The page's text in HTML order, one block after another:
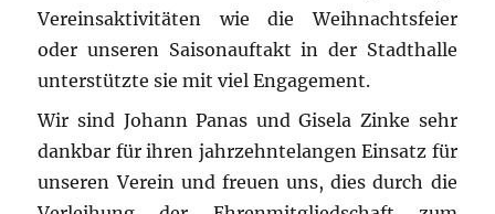
Vereinsaktivitäten wie die Weihnachtsfeier
oder unseren Saisonauftakt in der Stadthalle
unterstützte sie mit viel Engagement.
Wir sind Johann Panas und Gisela Zinke sehr
dankbar für ihren jahrzehntelangen Einsatz für
unseren Verein und freuen uns, dies durch die